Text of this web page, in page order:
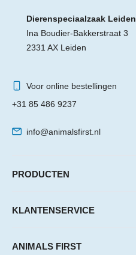
Dierenspeciaalzaak Leiden
Ina Boudier-Bakkerstraat 3
2331 AX Leiden
Voor online bestellingen
+31 85 486 9237
info@animalsfirst.nl
PRODUCTEN
KLANTENSERVICE
ANIMALS FIRST